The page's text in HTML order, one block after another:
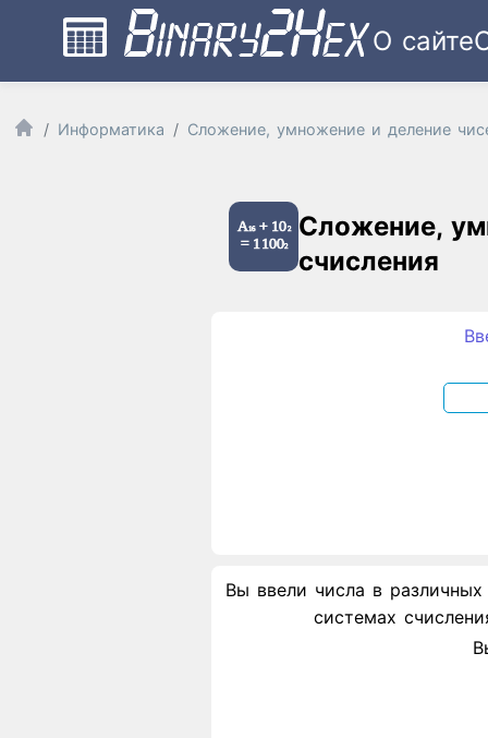
О сайте
Информатика Сложение, умножение и деление
Сложение,
счисления
Вы ввели числа в
системах